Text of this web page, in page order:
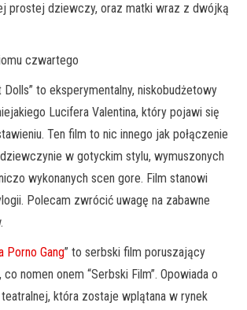
prostej dziewczy, oraz matki wraz z dwójką
czwartego
Dolls” to eksperymentalny, niskobudżetowy
Lucifera Valentina, który pojawi się
Ten film to nic innego jak połączenie
w gotyckim stylu, wymuszonych
wykonanych scen gore. Film stanowi
Polecam zwrócić uwagę na zabawne
Porno Gang” to serbski film poruszający
nomen onem “Serbski Film”. Opowiada o
która zostaje wplątana w rynek